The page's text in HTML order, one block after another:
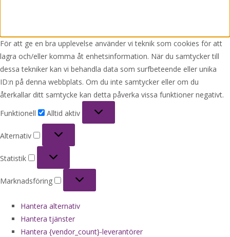
För att ge en bra upplevelse använder vi teknik som cookies för att
lagra och/eller komma åt enhetsinformation. När du samtycker till
dessa tekniker kan vi behandla data som surfbeteende eller unika
ID:n på denna webbplats. Om du inte samtycker eller om du
återkallar ditt samtycke kan detta påverka vissa funktioner negativt.
Funktionell
Alltid aktiv
Alternativ
Statistik
Marknadsföring
Hantera alternativ
Hantera tjänster
Hantera {vendor_count}-leverantörer